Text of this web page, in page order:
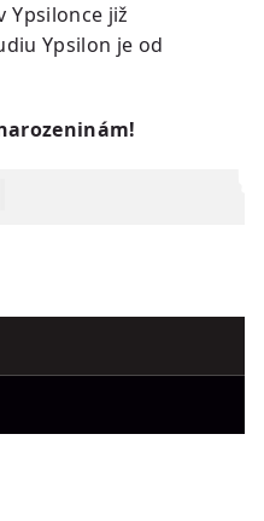
Ypsilonce již
Ypsilon je od